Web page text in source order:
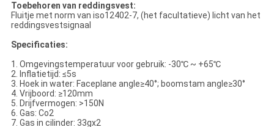
Toebehoren van reddingsvest:
Fluitje met norm van iso12402-7, (het facultatieve) licht van het
reddingsvestsignaal
Specificaties:
1. Omgevingstemperatuur voor gebruik: -30℃ ~ +65℃
2. Inflatietijd: ≤5s
3. Hoek in water: Faceplane angle≥40°; boomstam angle≥30°
4. Vrijboord: ≥120mm
5. Drijfvermogen: >150N
6. Gas: Co2
7. Gas in cilinder: 33gx2